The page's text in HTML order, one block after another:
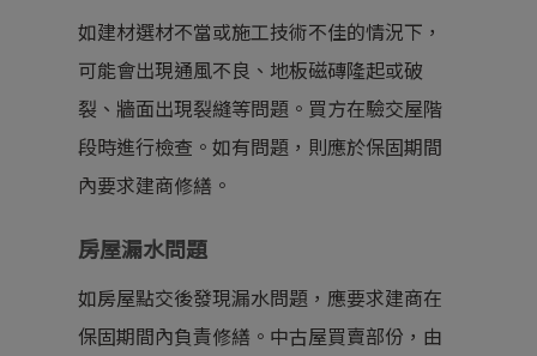
如建材選材不當或施工技術不佳的情況下，
可能會出現通風不良、地板磁磚隆起或破
裂、牆面出現裂縫等問題。買方在驗交屋階
段時進行檢查。如有問題，則應於保固期間
內要求建商修繕。
房屋漏水問題
如房屋點交後發現漏水問題，應要求建商在
保固期間內負責修繕。中古屋買賣部份，由